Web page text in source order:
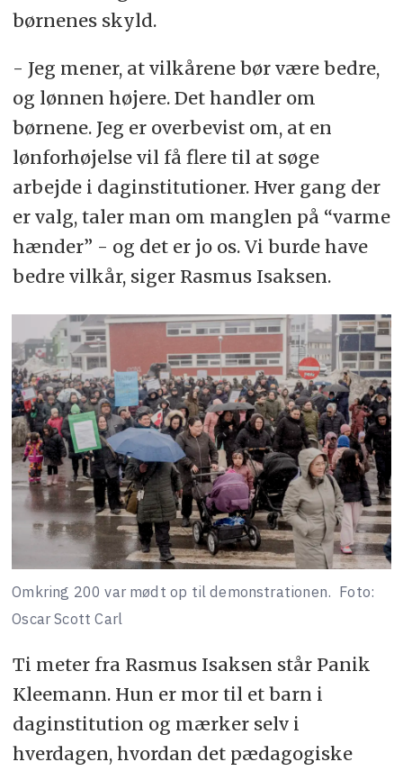
børnenes skyld.
- Jeg mener, at vilkårene bør være bedre,
og lønnen højere. Det handler om
børnene. Jeg er overbevist om, at en
lønforhøjelse vil få flere til at søge
arbejde i daginstitutioner. Hver gang der
er valg, taler man om manglen på “varme
hænder” - og det er jo os. Vi burde have
bedre vilkår, siger Rasmus Isaksen.
Omkring 200 var mødt op til demonstrationen. Foto:
Oscar Scott Carl
Ti meter fra Rasmus Isaksen står Panik
Kleemann. Hun er mor til et barn i
daginstitution og mærker selv i
hverdagen, hvordan det pædagogiske